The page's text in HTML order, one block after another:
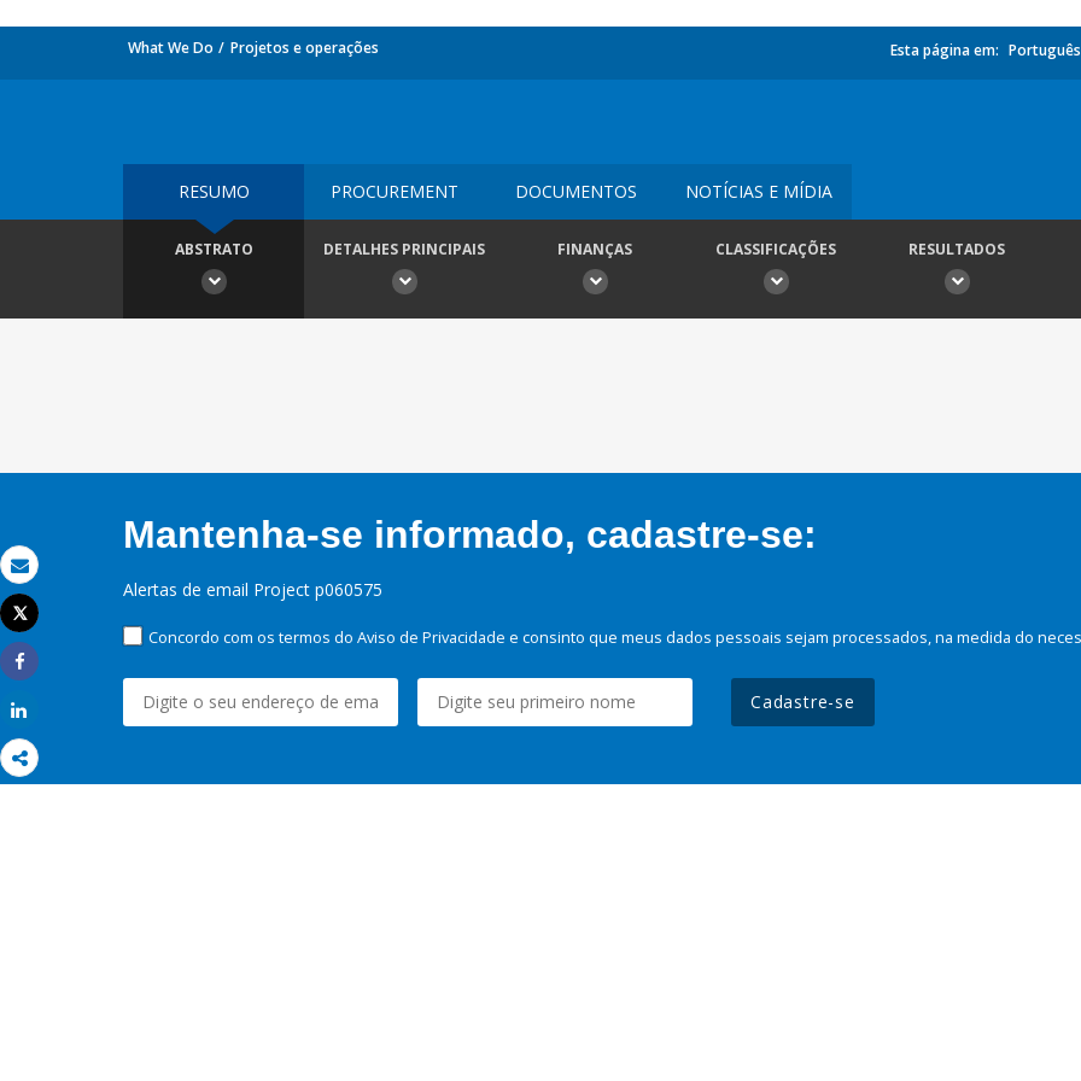
Email
Imprimir
Tweet
Share
What We Do Projetos e operações Esta página em: Português
RESUMO PROCUREMENT DOCUMENTOS NOTÍCIAS E MÍDIA
ABSTRATO DETALHES PRINCIPAIS FINANÇAS CLASSIFICAÇÕES RESULTADOS
Mantenha-se informado, cadastre-se:
Alertas de email Project p060575
Concordo com os termos do Aviso de Privacidade e consinto que meus dados pessoais sejam processados, na medida do
Cadastre-se